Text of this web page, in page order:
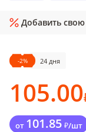
Добавить
-2% 24 дня
105.00
от 101.85 ₽/шт